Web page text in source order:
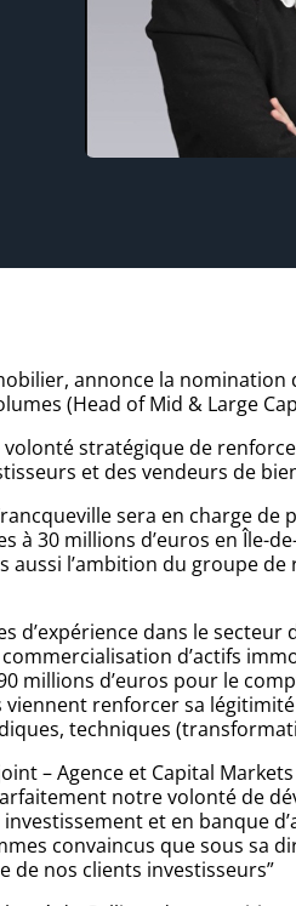
annonce la nomination
(Head of Mid & Large
stratégique de
et des vendeurs de
sera en charge
à 30 millions d’euros en Île-
aussi l’ambition du groupe
d’expérience dans le
d’actifs
millions d’euros pour le
viennent renforcer sa
techniques
– Agence et Capital
notre volonté de
et en banque
convaincus que sous sa
de nos clients investisseurs”